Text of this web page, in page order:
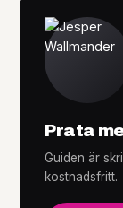
Prata
Guiden är
kostnadsfritt.